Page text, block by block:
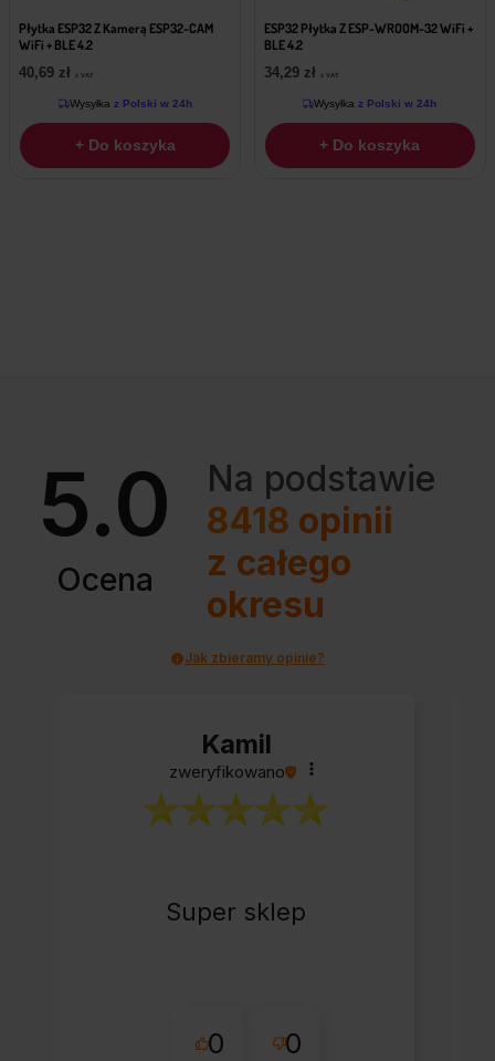
Płytka ESP32 Z Kamerą ESP32-CAM
WiFi + BLE 4.2
40,69 zł z VAT
Wysyłka z Polski w 24h
+ Do koszyka
ESP32 Płytka Z ESP-WROOM-32 WiFi +
BLE 4.2
34,29 zł z VAT
Wysyłka z Polski w 24h
+ Do koszyka
5.0
Ocena
Na podstawie
8418 opinii
z całego
okresu
Jak zbieramy opinie?
Kamil
zweryfikowano
Super sklep
0 0